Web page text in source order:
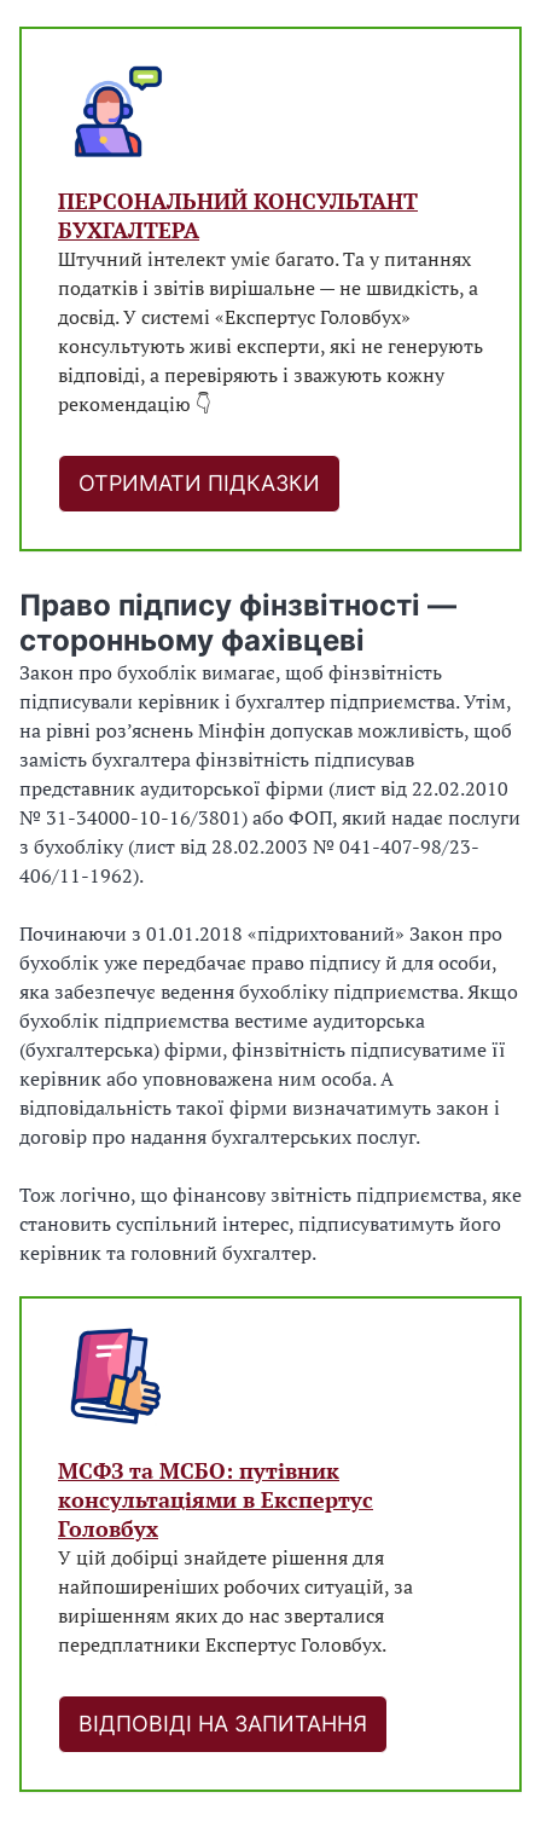
ПЕРСОНАЛЬНИЙ КОНСУЛЬТАНТ
БУХГАЛТЕРА
Штучний інтелект уміє багато. Та у питаннях
податків і звітів вирішальне — не швидкість, а
досвід. У системі «Експертус Головбух»
консультують живі експерти, які не генерують
відповіді, а перевіряють і зважують кожну
рекомендацію 👇
ОТРИМАТИ ПІДКАЗКИ
Право підпису фінзвітності —
сторонньому фахівцеві
Закон про бухоблік вимагає, щоб фінзвітність
підписували керівник і бухгалтер підприємства. Утім,
на рівні роз’яснень Мінфін допускав можливість, щоб
замість бухгалтера фінзвітність підписував
представник аудиторської фірми (лист від 22.02.2010
№ 31-34000-10-16/3801) або ФОП, який надає послуги
з бухобліку (лист від 28.02.2003 № 041-407-98/23-
406/11-1962).
Починаючи з 01.01.2018 «підрихтований» Закон про
бухоблік уже передбачає право підпису й для особи,
яка забезпечує ведення бухобліку підприємства. Якщо
бухоблік підприємства вестиме аудиторська
(бухгалтерська) фірми, фінзвітність підписуватиме її
керівник або уповноважена ним особа. А
відповідальність такої фірми визначатимуть закон і
договір про надання бухгалтерських послуг.
Тож логічно, що фінансову звітність підприємства, яке
становить суспільний інтерес, підписуватимуть його
керівник та головний бухгалтер.
МСФЗ та МСБО: путівник
консультаціями в Експертус
Головбух
У цій добірці знайдете рішення для
найпоширеніших робочих ситуацій, за
вирішенням яких до нас зверталися
передплатники Експертус Головбух.
ВІДПОВІДІ НА ЗАПИТАННЯ